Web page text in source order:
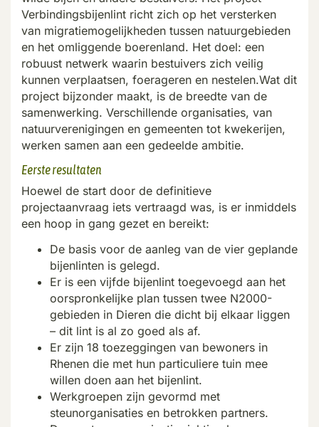
Verbindingsbijenlint richt zich op het versterken
van migratiemogelijkheden tussen natuurgebieden
en het omliggende boerenland. Het doel: een
robuust netwerk waarin bestuivers zich veilig
kunnen verplaatsen, foerageren en nestelen.Wat dit
project bijzonder maakt, is de breedte van de
samenwerking. Verschillende organisaties, van
natuurverenigingen en gemeenten tot kwekerijen,
werken samen aan een gedeelde ambitie.
Eerste resultaten
Hoewel de start door de definitieve
projectaanvraag iets vertraagd was, is er inmiddels
een hoop in gang gezet en bereikt:
De basis voor de aanleg van de vier geplande
bijenlinten is gelegd.
Er is een vijfde bijenlint toegevoegd aan het
oorspronkelijke plan tussen twee N2000-
gebieden in Dieren die dicht bij elkaar liggen
– dit lint is al zo goed als af.
Er zijn 18 toezeggingen van bewoners in
Rhenen die met hun particuliere tuin mee
willen doen aan het bijenlint.
Werkgroepen zijn gevormd met
steunorganisaties en betrokken partners.